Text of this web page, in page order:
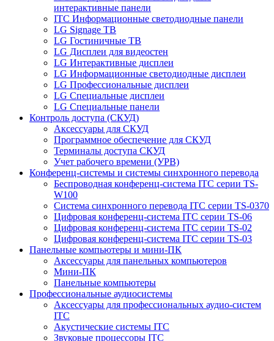
интерактивные панели
ITC Информационные светодиодные панели
LG Signage ТВ
LG Гостиничные ТВ
LG Дисплеи для видеостен
LG Интерактивные дисплеи
LG Информационные светодиодные дисплеи
LG Профессиональные дисплеи
LG Специальные дисплеи
LG Специальные панели
Контроль доступа (СКУД)
Аксессуары для СКУД
Программное обеспечение для СКУД
Терминалы доступа СКУД
Учет рабочего времени (УРВ)
Конференц-системы и системы синхронного перевода
Беспроводная конференц-система ITC серии TS-
W100
Система синхронного перевода ITC серии TS-0370
Цифровая конференц-система ITC серии TS-06
Цифровая конференц-система ITC серии TS-02
Цифровая конференц-система ITC серии TS-03
Панельные компьютеры и мини-ПК
Аксессуары для панельных компьютеров
Мини-ПК
Панельные компьютеры
Профессиональные аудиосистемы
Аксессуары для профессиональных аудио-систем
ITC
Акустические системы ITC
Звуковые процессоры ITC